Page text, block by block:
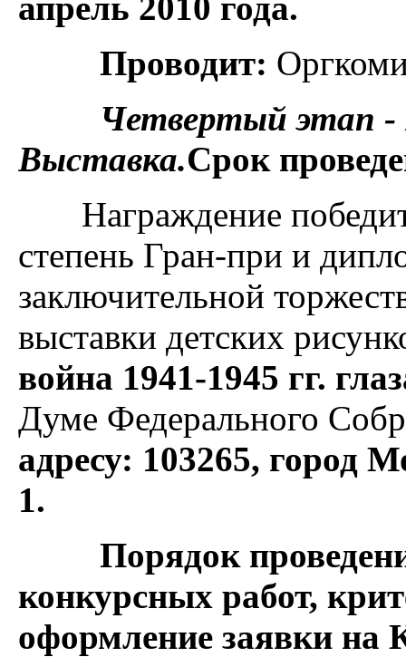
Проводит:
Четвертый этап -
Выставка.Срок
Награждение
степень Гран-при и
заключительной
выставки детских
война 1941-1945 гг.
Думе Федерального
адресу: 103265, город
1.
Порядок
конкурсных работ,
оформление заявки на